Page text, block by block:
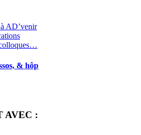
AD’venir
& hôp
AVEC :